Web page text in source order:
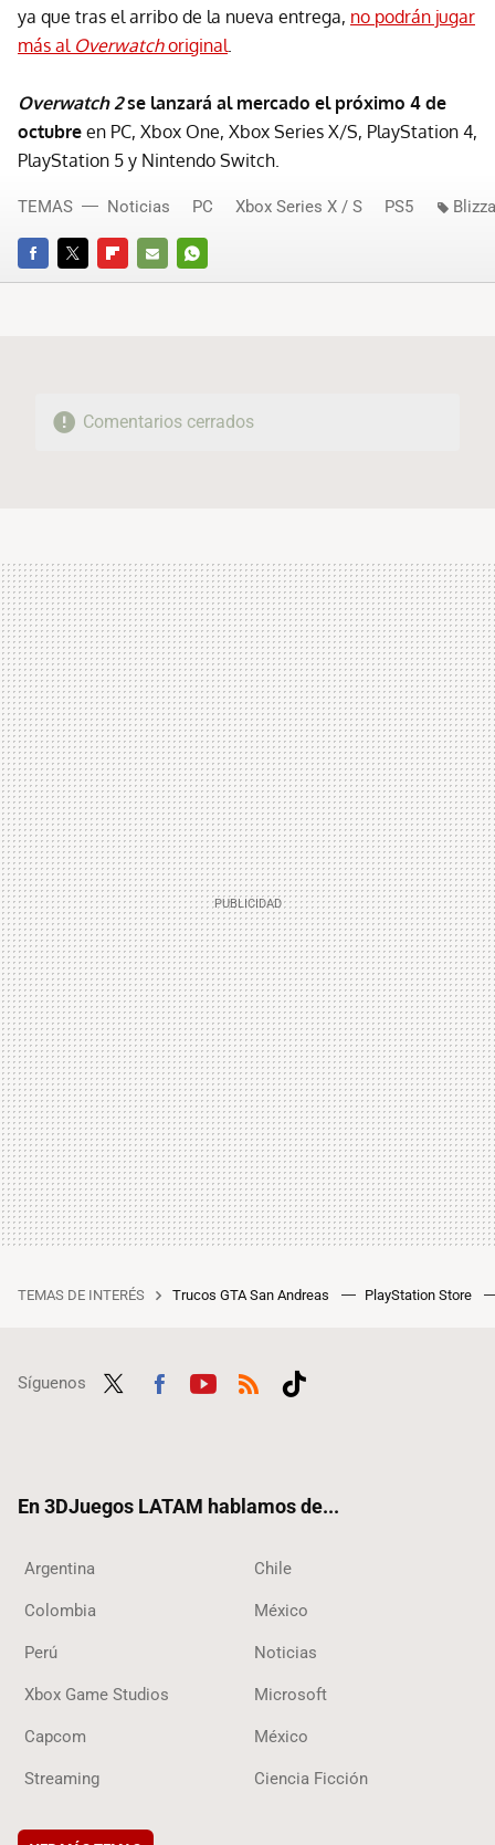
ya que tras el arribo de la nueva entrega, no podrán jugar
más al Overwatchoriginal
Overwatch 2se lanzará al mercado el próximo 4 de
octubre en PC, Xbox One, Xbox Series X/S, PlayStation 4,
PlayStation 5 y Nintendo Switch.
FACEBOOKTWITTERFLIPBOARD
E-
WHATSAPP
TEMAS Noticias PC Xbox Series X / S PS5
Comentarios cerrados
TEMAS DE INTERÉS Trucos GTA San Andreas PlayStation Store
Síguenos
En 3DJuegos LATAM hablamos de...
Argentina Chile
Colombia México
Perú Noticias
Xbox Game Studios Microsoft
Capcom México
Streaming Ciencia Ficción